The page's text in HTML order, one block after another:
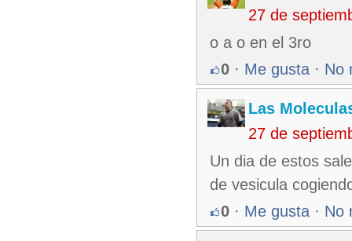
27 de
o a o en el 3ro
0 · Me gusta · No
Las
27 de
Un dia de estos
de vesicula
0 · Me gusta · No